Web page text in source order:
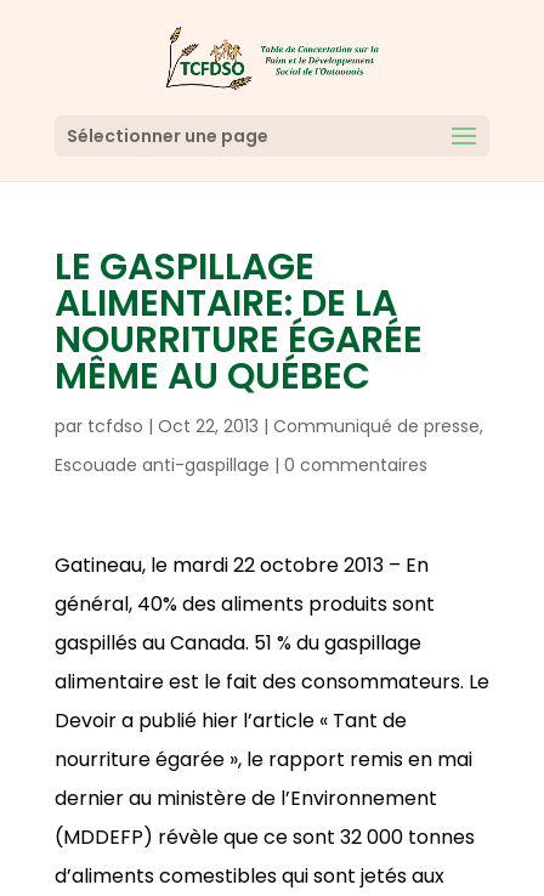
Sélectionner une page
LE GASPILLAGE
ALIMENTAIRE: DE LA
NOURRITURE ÉGARÉE
MÊME AU QUÉBEC
par tcfdso | Oct 22, 2013 | Communiqué de presse,
Escouade anti-gaspillage | 0 commentaires
Gatineau, le mardi 22 octobre 2013 – En
général, 40% des aliments produits sont
gaspillés au Canada. 51 % du gaspillage
alimentaire est le fait des consommateurs. Le
Devoir a publié hier l’article « Tant de
nourriture égarée », le rapport remis en mai
dernier au ministère de l’Environnement
(MDDEFP) révèle que ce sont 32 000 tonnes
d’aliments comestibles qui sont jetés aux